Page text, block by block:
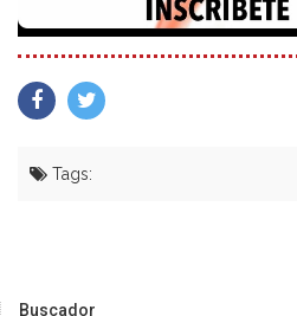
Tags:
Buscador